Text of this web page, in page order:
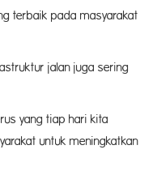
terbaik pada masyarakat
jalan juga sering
yang tiap hari kita
untuk meningkatkan